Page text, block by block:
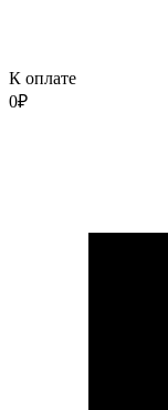
К оплате
0₽